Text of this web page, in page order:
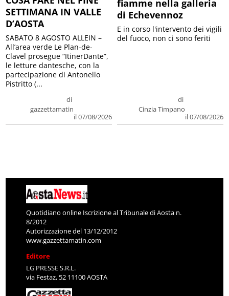
SETTIMANA IN VALLE
D’AOSTA
di
gazzettamatin
il 07/08/2026
SABATO 8 AGOSTO ALLEIN –
All’area verde Le Plan-de-
Clavel prosegue “ItinerDante”,
le letture dantesche, con la
partecipazione di Antonello
Pistritto (...
fiamme nella galleria
di Echevennoz
di
Cinzia Timpano
il 07/08/2026
E in corso l'intervento dei vigili
del fuoco, non ci sono feriti
Quotidiano online Iscrizione al Tribunale di Aosta n.
8/2012
Autorizzazione del 13/12/2012
www.gazzettamatin.com
Editore
LG PRESSE S.R.L.
via Festaz, 52 11100 AOSTA